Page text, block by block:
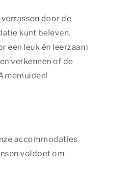
door de
kunt beleven.
een leuk én leerzaam
verkennen of de
accommodaties
voldoet om